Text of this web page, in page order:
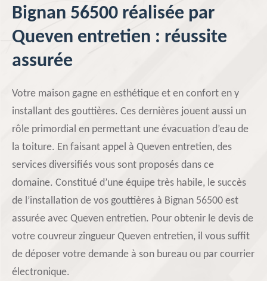
Bignan 56500 réalisée par
Queven entretien : réussite
assurée
Votre maison gagne en esthétique et en confort en y
installant des gouttières. Ces dernières jouent aussi un
rôle primordial en permettant une évacuation d’eau de
la toiture. En faisant appel à Queven entretien, des
services diversifiés vous sont proposés dans ce
domaine. Constitué d’une équipe très habile, le succès
de l’installation de vos gouttières à Bignan 56500 est
assurée avec Queven entretien. Pour obtenir le devis de
votre couvreur zingueur Queven entretien, il vous suffit
de déposer votre demande à son bureau ou par courrier
électronique.